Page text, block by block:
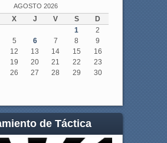
AGOSTO 2026
X J V S
D
1
2
5 6 7 8
9
12 13 14 15
16
19 20 21 22
23
26 27 28 29
30
de Táctica